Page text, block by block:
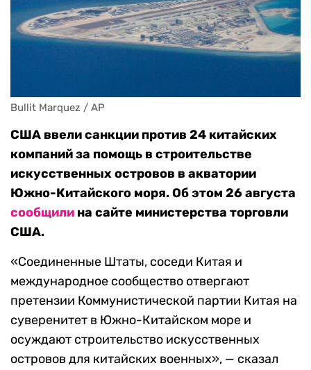
Bullit Marquez / AP
США ввели санкции против 24 китайских
компаний за помощь в строительстве
искусственных островов в акватории
Южно-Китайского моря. Об этом 26 августа
сообщили на сайте министерства торговли
США.
«Соединенные Штаты, соседи Китая и
международное сообщество отвергают
претензии Коммунистической партии Китая на
суверенитет в Южно-Китайском море и
осуждают строительство искусственных
островов для китайских военных», — сказал